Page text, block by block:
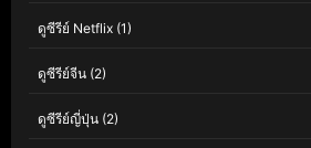
ดูซีรีย์ Netflix (1)
ดูซีรีย์จีน (2)
ดูซีรีย์ญี่ปุ่น (2)